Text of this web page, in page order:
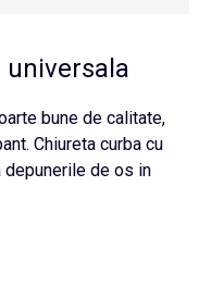
bune de calitate,
Chiureta curba cu
depunerile de os in